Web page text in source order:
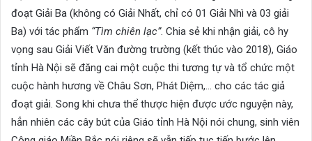
đoạt Giải Ba (không có Giải Nhất, chỉ có 01 Giải Nhì và 03 giải
Ba) với tác phẩm “Tìm chiên lạc”. Chia sẻ khi nhận giải, cô hy
vọng sau Giải Viết Văn đường trường (kết thúc vào 2018), Giáo
tỉnh Hà Nội sẽ đăng cai một cuộc thi tương tự và tổ chức một
cuộc hành hương về Châu Sơn, Phát Diệm,… cho các tác giả
đoạt giải. Song khi chưa thể thược hiện được ước nguyện này,
hẳn nhiên các cây bút của Giáo tỉnh Hà Nội nói chung, sinh viên